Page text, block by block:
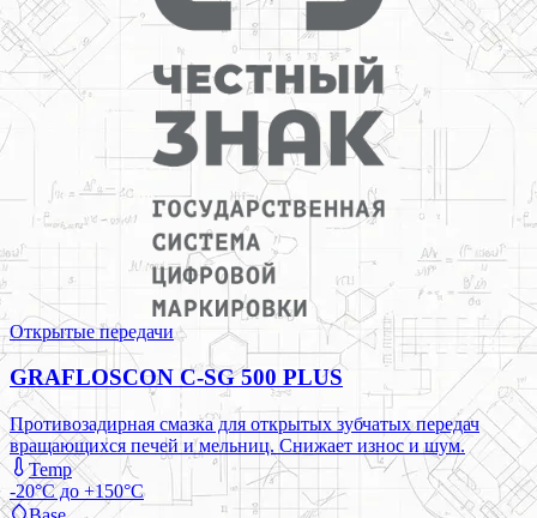
Открытые передачи
GRAFLOSCON C-SG 500 PLUS
Противозадирная смазка для открытых зубчатых передач
вращающихся печей и мельниц. Снижает износ и шум.
Temp
-20°C до +150°C